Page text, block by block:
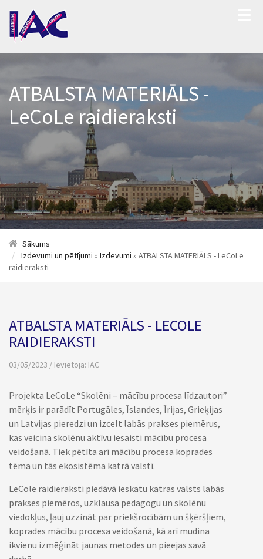
ATBALSTA MATERIĀLS -
LeCoLe raidieraksti
Sākums
Izdevumi un pētījumi » Izdevumi » ATBALSTA MATERIĀLS - LeCoLe
raidieraksti
ATBALSTA MATERIĀLS - LECOLE
RAIDIERAKSTI
03/05/2023 / Ievietoja: IAC
Projekta LeCoLe “Skolēni – mācību procesa līdzautori”
mērķis ir parādīt Portugāles, Īslandes, Īrijas, Grieķijas
un Latvijas pieredzi un izcelt labās prakses piemērus,
kas veicina skolēnu aktīvu iesaisti mācību procesa
veidošanā. Tiek pētīta arī mācību procesa koprades
tēma un tās ekosistēma katrā valstī.
LeCole raidieraksti piedāvā ieskatu katras valsts labās
prakses piemēros, uzklausa pedagogu un skolēnu
viedokļus, ļauj uzzināt par priekšrocībām un šķēršļiem,
koprades mācību procesa veidošanā, kā arī mudina
ikvienu izmēģināt jaunas metodes un pieejas savā